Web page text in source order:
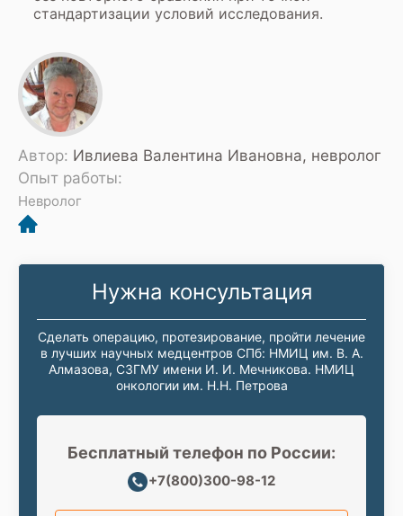
стандартизации условий исследования.
Автор: Ивлиева Валентина Ивановна, невролог
Опыт работы:
Невролог
Нужна консультация
Сделать операцию, протезирование, пройти лечение
в лучших научных медцентров СПб: НМИЦ им. В. А.
Алмазова, СЗГМУ имени И. И. Мечникова. НМИЦ
онкологии им. Н.Н. Петрова
Бесплатный телефон по России:
+7(800)300-98-12